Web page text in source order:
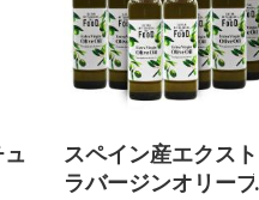
スペイン産エクスト
ラバージンオリーブ